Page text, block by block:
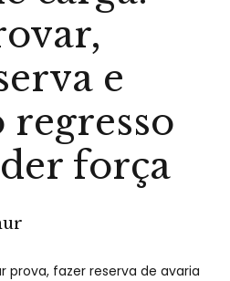
e
regresso
força
prova, fazer reserva de avaria